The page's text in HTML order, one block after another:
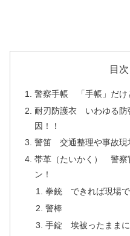
目次
警察手帳 「手帳」だけ
耐刃防護衣 いわゆる
因！！
警笛 交通整理や事故現
帯革（たいかく） 警察
ン！
拳銃 できれば現場で
警棒
手錠 埃被ったままに